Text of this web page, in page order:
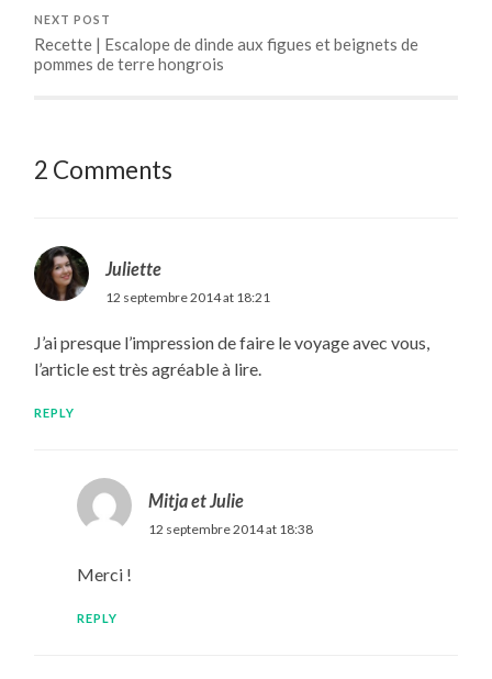
NEXT POST
Recette | Escalope de dinde aux figues et beignets de
pommes de terre hongrois
2 Comments
Juliette
12 septembre 2014 at 18:21
J’ai presque l’impression de faire le voyage avec vous,
l’article est très agréable à lire.
REPLY
Mitja et Julie
12 septembre 2014 at 18:38
Merci !
REPLY